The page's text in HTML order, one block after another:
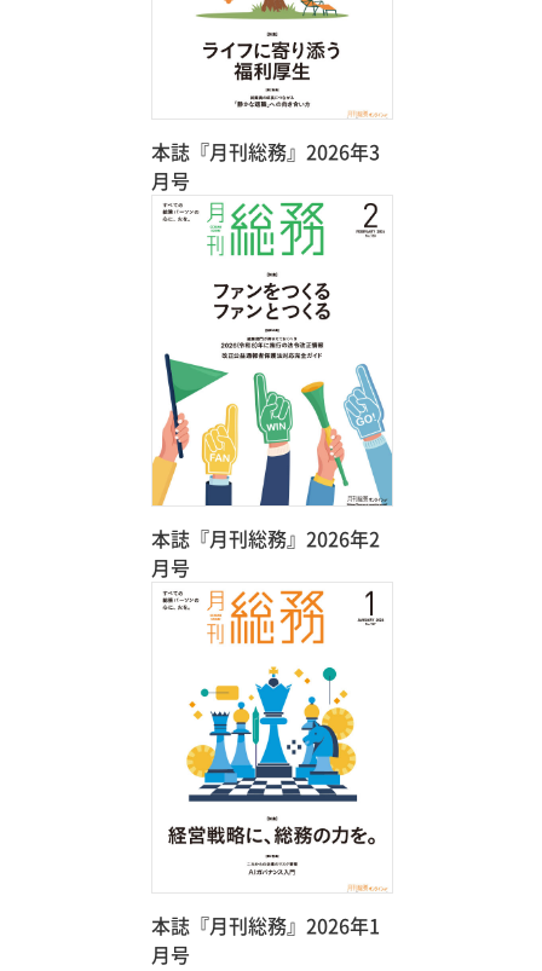
本誌『月刊総務』2026年3
月号
本誌『月刊総務』2026年2
月号
本誌『月刊総務』2026年1
月号